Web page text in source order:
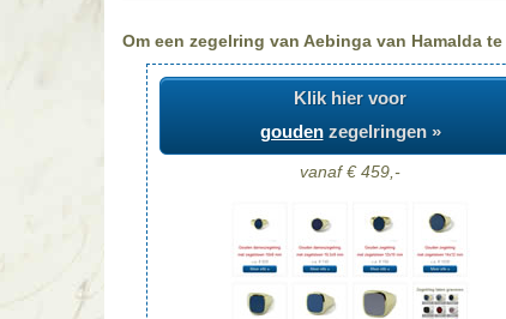
Om een zegelring van Aebinga van Hamalda
Klik hier voor
goudenzegelringen »
vanaf € 459,-